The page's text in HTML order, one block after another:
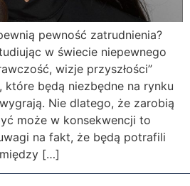
pewność zatrudnienia?
w świecie niepewnego
wizje przyszłości”
które będą niezbędne na rynku
Nie dlatego, że zarobią
może w konsekwencji to
na fakt, że będą potrafili
[…]